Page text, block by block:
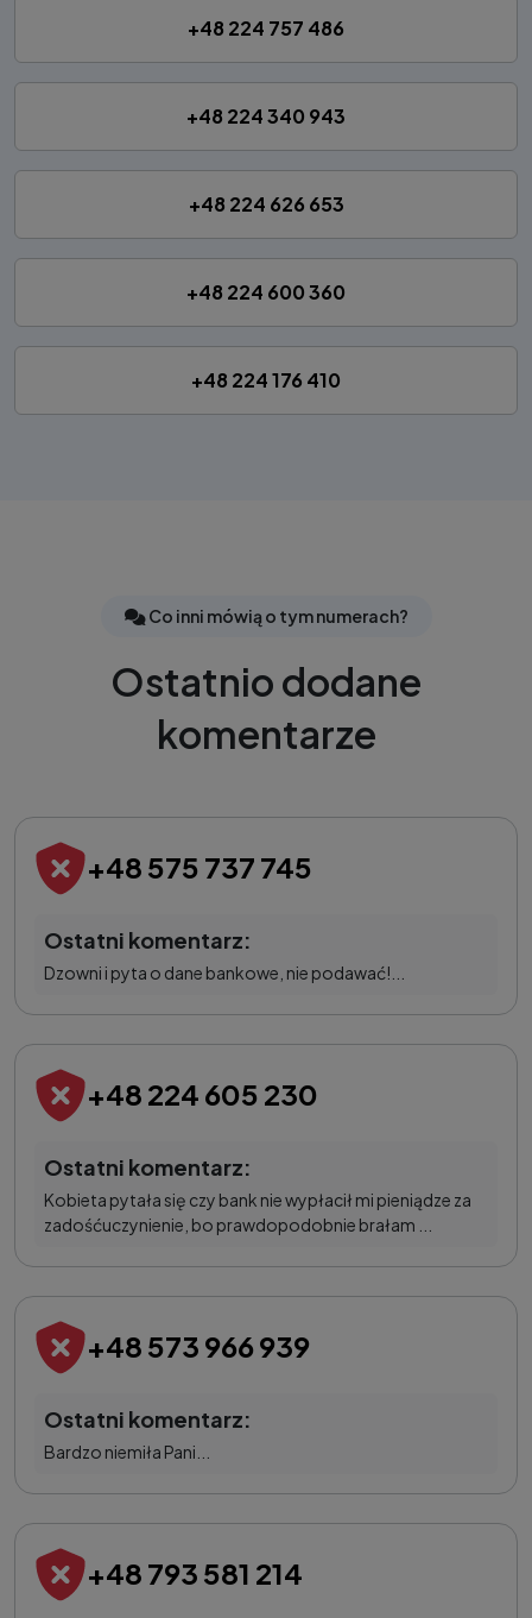
+48 224 757 486
+48 224 340 943
+48 224 626 653
+48 224 600 360
+48 224 176 410
Co inni mówią o tym numerach?
Ostatnio dodane
komentarze
+48 575 737 745
Ostatni komentarz:
Dzowni i pyta o dane bankowe, nie podawać!...
+48 224 605 230
Ostatni komentarz:
Kobieta pytała się czy bank nie wypłacił mi pieniądze za
zadośćuczynienie, bo prawdopodobnie brałam ...
+48 573 966 939
Ostatni komentarz:
Bardzo niemiła Pani...
+48 793 581 214